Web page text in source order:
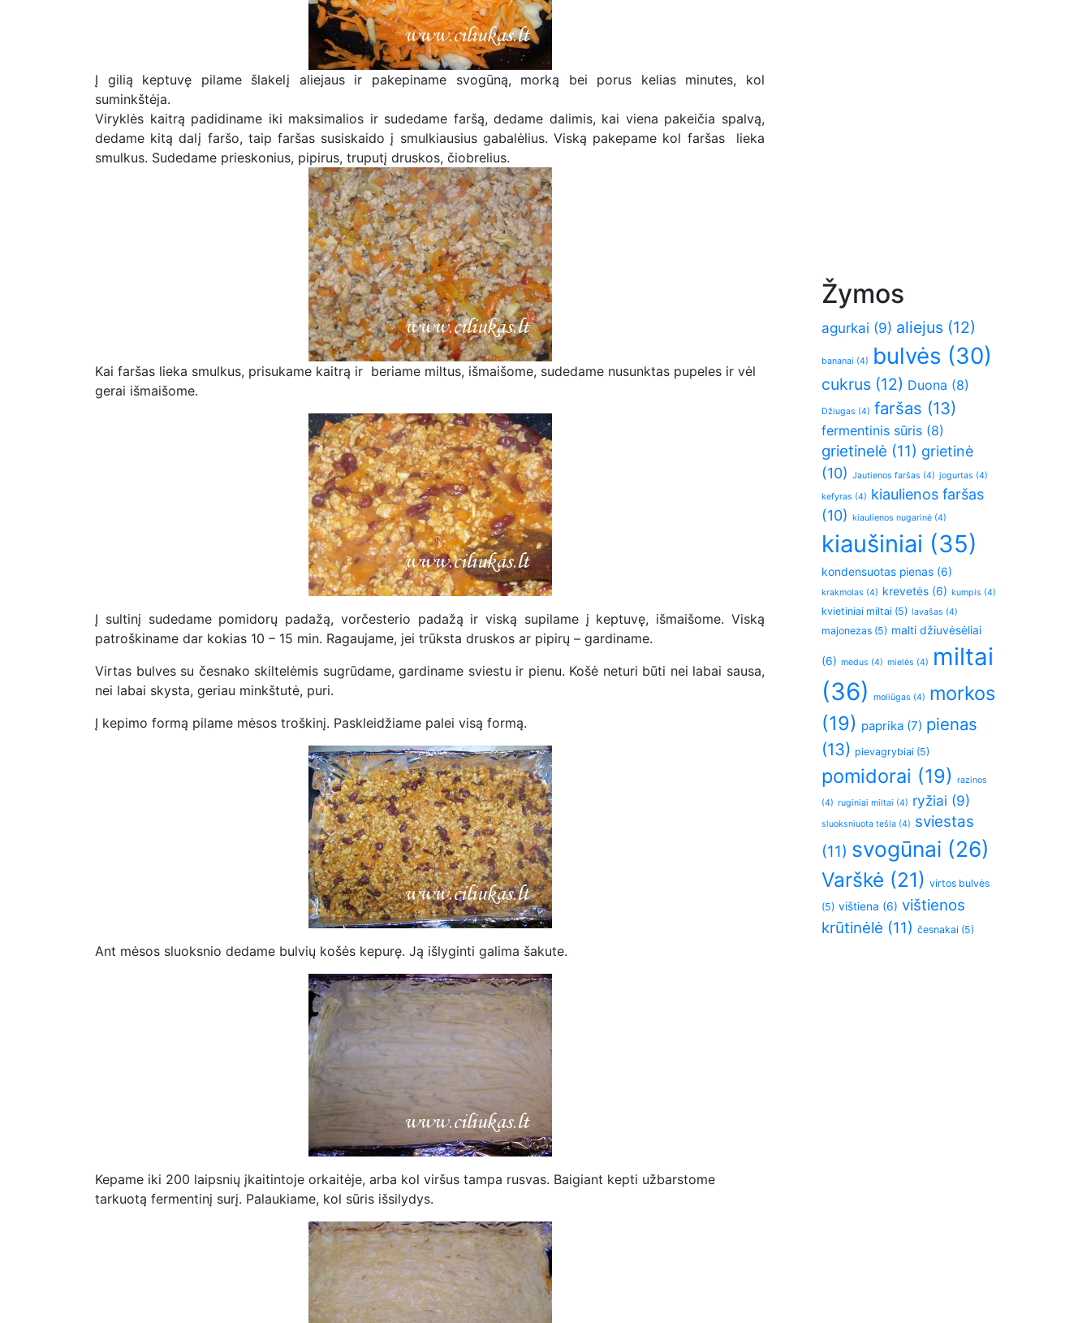
Į gilią keptuvę pilame šlakelį aliejaus ir pakepiname svogūną, morką bei porus kelias minutes, kol
suminkštėja.
Viryklės kaitrą padidiname iki maksimalios ir sudedame faršą, dedame dalimis, kai viena pakeičia spalvą,
dedame kitą dalį faršo, taip faršas susiskaido į smulkiausius gabalėlius. Viską pakepame kol faršas lieka
smulkus. Sudedame prieskonius, pipirus, truputį druskos, čiobrelius.
Kai faršas lieka smulkus, prisukame kaitrą ir beriame miltus, išmaišome, sudedame nusunktas pupeles ir vėl
gerai išmaišome.
Į sultinį sudedame pomidorų padažą, vorčesterio padažą ir viską supilame į keptuvę, išmaišome. Viską
patroškiname dar kokias 10 – 15 min. Ragaujame, jei trūksta druskos ar pipirų – gardiname.
Virtas bulves su česnako skiltelėmis sugrūdame, gardiname sviestu ir pienu. Košė neturi būti nei labai sausa,
nei labai skysta, geriau minkštutė, puri.
Į kepimo formą pilame mėsos troškinį. Paskleidžiame palei visą formą.
Ant mėsos sluoksnio dedame bulvių košės kepurę. Ją išlyginti galima šakute.
Kepame iki 200 laipsnių įkaitintoje orkaitėje, arba kol viršus tampa rusvas. Baigiant kepti užbarstome
tarkuotą fermentinį surį. Palaukiame, kol sūris išsilydys.
Žymos
agurkai (9) aliejus (12)
bananai (4) bulvės (30)
cukrus (12) Duona (8)
Džiugas (4) faršas (13)
fermentinis sūris (8)
grietinelė (11) grietinė
(10) Jautienos faršas (4) jogurtas (4)
kefyras (4) kiaulienos faršas
(10) kiaulienos nugarinė (4)
kiaušiniai (35)
kondensuotas pienas (6)
krakmolas (4) krevetės (6) kumpis (4)
kvietiniai miltai (5) lavašas (4)
majonezas (5) malti džiuvėsėliai
(6) medus (4) mielės (4)
miltai
(36)
moliūgas (4) morkos
(19) paprika (7) pienas
(13) pievagrybiai (5)
pomidorai (19) razinos
(4) ruginiai miltai (4) ryžiai (9)
sluoksniuota tešla (4) sviestas
(11) svogūnai (26)
Varškė (21) virtos bulvės
(5) vištiena (6) vištienos
krūtinėlė (11) česnakai (5)